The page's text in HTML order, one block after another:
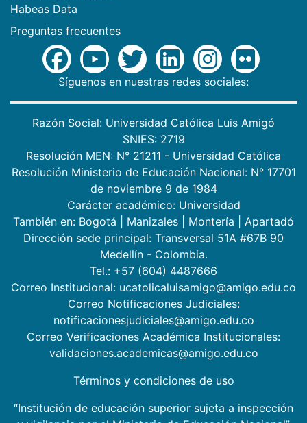
Habeas Data
Preguntas frecuentes
Síguenos en nuestras redes sociales:
Razón Social: Universidad Católica Luis Amigó
SNIES: 2719
Resolución MEN: N° 21211 - Universidad Católica
Resolución Ministerio de Educación Nacional: N° 17701
de noviembre 9 de 1984
Carácter académico: Universidad
También en: Bogotá Manizales Montería
Apartadó
Dirección sede principal: Transversal 51A #67B 90
Medellín - Colombia.
Tel.: +57 (604) 4487666
Correo Institucional: ucatolicaluisamigo@amigo.edu.co
Correo Notificaciones Judiciales:
notificacionesjudiciales@amigo.edu.co
Correo Verificaciones Académica Institucionales:
validaciones.academicas@amigo.edu.co
Términos y condiciones de uso
“Institución de educación superior sujeta a inspección